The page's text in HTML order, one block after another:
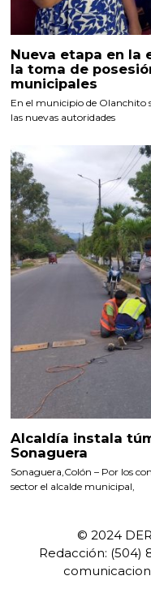
Nueva etapa en la
la toma de
municipales
En el municipio de Olanchito
las nuevas autoridades
Alcaldía instala
Sonaguera
Sonaguera,Colón – Por los
sector el alcalde municipal,
© 2024
Redacción: (504)